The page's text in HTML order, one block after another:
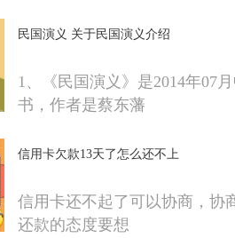
民国演义 关于民国演义介绍
1、《民国演义》是2014年07
书，作者是蔡东藩
信用卡欠款13天了怎么还不上
信用卡还不起了可以协商，协
还款的态度要想